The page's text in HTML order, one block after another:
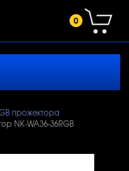
0
прожектора
NK-WA36-36RGB